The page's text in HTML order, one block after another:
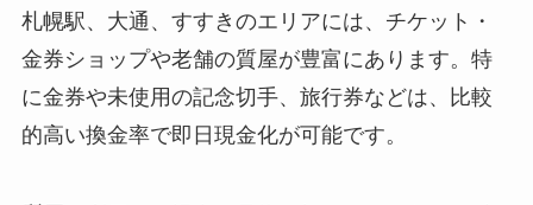
札幌駅、大通、すすきのエリアには、チケット・
金券ショップや老舗の質屋が豊富にあります。特
に金券や未使用の記念切手、旅行券などは、比較
的高い換金率で即日現金化が可能です。